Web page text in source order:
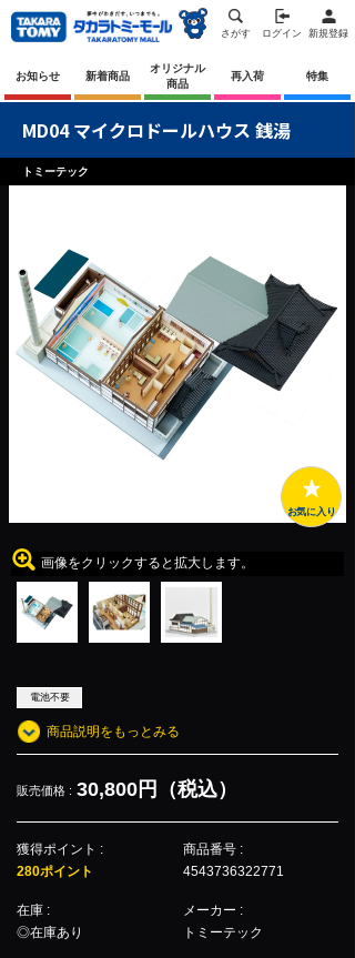
さがす ログイン 新規登録
お知らせ 新着商品
オリジナル
商品
再入荷 特集
MD04 マイクロドールハウス 銭湯
トミーテック
お気に入り
画像をクリックすると拡大します。
電池不要
商品説明をもっとみる
販売価格 : 30,800円（税込）
獲得ポイント :
280ポイント
在庫 :
◎在庫あり
商品番号 :
4543736322771
メーカー :
トミーテック